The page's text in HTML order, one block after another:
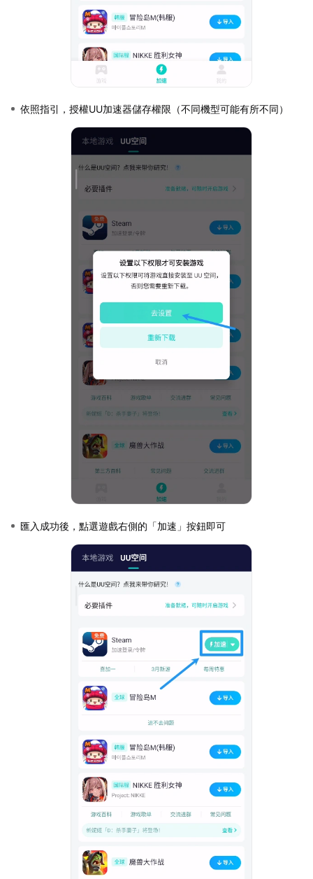
依照指引，授權UU加速器儲存權限（不同機型可能有所不同）
匯入成功後，點選遊戲右側的「加速」按鈕即可